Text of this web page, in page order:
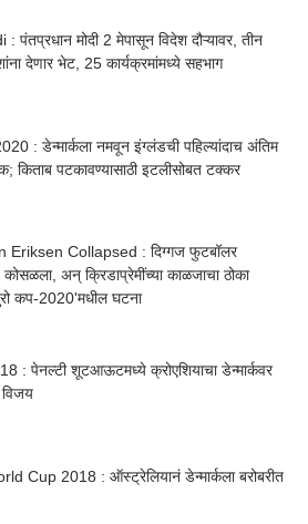
पंतप्रधान मोदी 2 मेपासून विदेश दौऱ्यावर, तीन
देणार भेट, 25 कार्यक्रमांमध्ये सहभाग
: डेन्मार्कला नमवून इंग्लंडची पहिल्यांदाच अंतिम
किताब पटकावण्यासाठी इटलीसोबत टक्कर
Eriksen Collapsed : दिग्गज फुटबॉलर
कोसळला, अन् क्रिडाप्रेमींच्या काळजाचा ठोका
कप-2020'मधील घटना
: पेनल्टी शूटआऊटमध्ये क्रोएशियाचा डेन्मार्कवर
Cup 2018 : ऑस्ट्रेलियानं डेन्मार्कला बरोबरीत